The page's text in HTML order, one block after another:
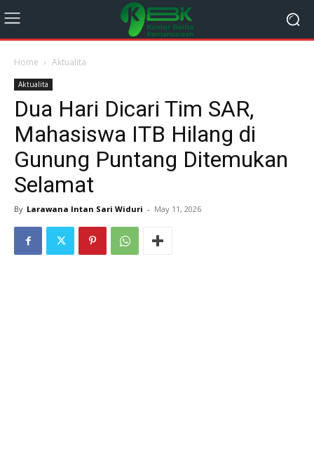
Home Aktualita
Aktualita
Dua Hari Dicari Tim SAR,
Mahasiswa ITB Hilang di
Gunung Puntang Ditemukan
Selamat
By Larawana Intan Sari Widuri - May 11, 2026